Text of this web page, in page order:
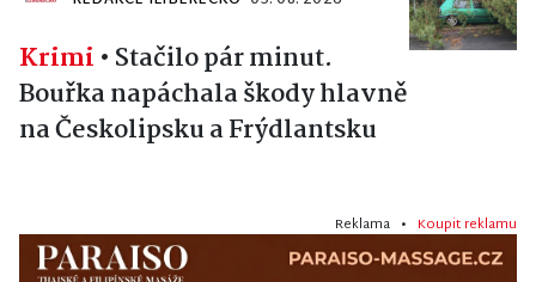
Krimi • Stačilo pár minut.
Bouřka napáchala škody hlavně
na Českolipsku a Frýdlantsku
Reklama • Koupit reklamu